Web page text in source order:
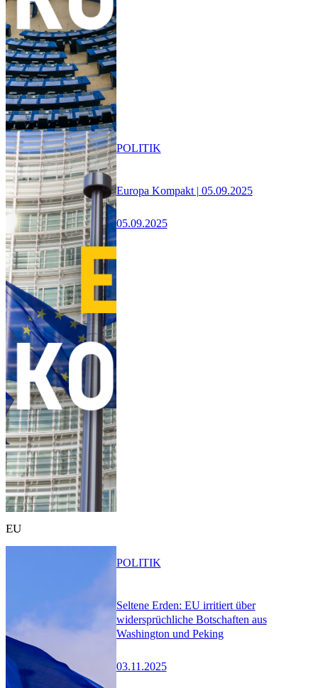
Europa Kompakt | 05.09.2025
05.09.2025
POLITIK
EU
Seltene Erden: EU irritiert über
widersprüchliche Botschaften aus
Washington und Peking
03.11.2025
POLITIK